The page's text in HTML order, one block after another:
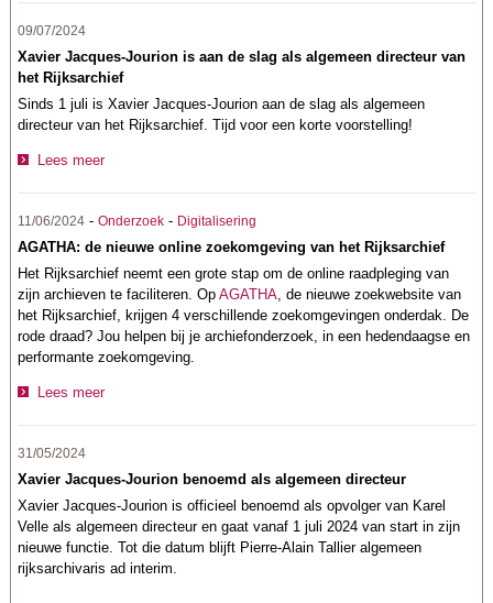
09/07/2024
Xavier Jacques-Jourion is aan de slag als algemeen directeur van
het Rijksarchief
Sinds 1 juli is Xavier Jacques-Jourion aan de slag als algemeen
directeur van het Rijksarchief. Tijd voor een korte voorstelling!
Lees meer
11/06/2024 -Onderzoek - Digitalisering
AGATHA: de nieuwe online zoekomgeving van het Rijksarchief
Het Rijksarchief neemt een grote stap om de online raadpleging van
zijn archieven te faciliteren. OpAGATHA, de nieuwe zoekwebsite van
het Rijksarchief, krijgen 4 verschillende zoekomgevingen onderdak. De
rode draad? Jou helpen bij je archiefonderzoek, in een hedendaagse en
performante zoekomgeving.
Lees meer
31/05/2024
Xavier Jacques-Jourion benoemd als algemeen directeur
Xavier Jacques-Jourion is officieel benoemd als opvolger van Karel
Velle als algemeen directeur en gaat vanaf 1 juli 2024 van start in zijn
nieuwe functie. Tot die datum blijft Pierre-Alain Tallier algemeen
rijksarchivaris ad interim.